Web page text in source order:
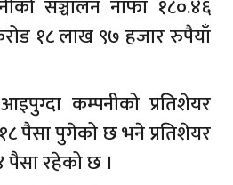
सञ्चालन नाफा १८०.४६
१८ लाख ९७ हजार रुपैयाँ
कम्पनीको प्रतिशेयर
पैसा पुगेको छ भने प्रतिशेयर
पैसा रहेको छ ।